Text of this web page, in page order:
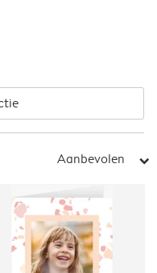
Aanbevolen arrow_right